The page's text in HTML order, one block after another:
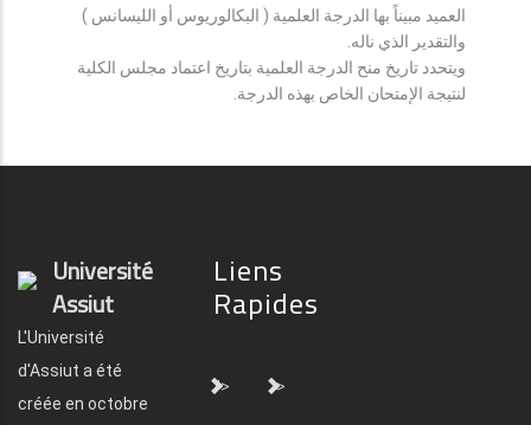
العميد مبيناً بها الدرجة العلمية ( البكالوريوس أو الليسانس )
والتقدير الذي ناله.
ويتحدد تاريخ منح الدرجة العلمية بتاريخ اعتماد مجلس الكلية
لنتيجة الإمتحان الخاص بهذه الدرجة.
Université
Assiut
L'Université
d'Assiut a été
créée en octobre
Liens
Rapides
"> ">